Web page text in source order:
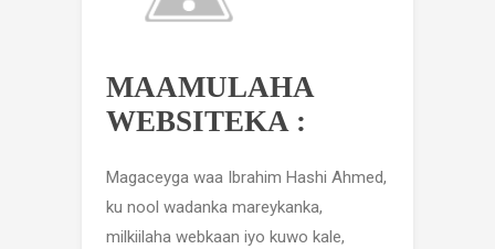
MAAMULAHA
WEBSITEKA :
Magaceyga waa Ibrahim Hashi Ahmed,
ku nool wadanka mareykanka,
milkiilaha webkaan iyo kuwo kale,